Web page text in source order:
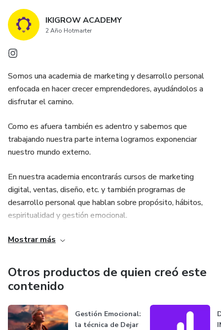
IKIGROW ACADEMY
2 Año Hotmarter
Somos una academia de marketing y desarrollo personal
enfocada en hacer crecer emprendedores, ayudándolos a
disfrutar el camino.
Como es afuera también es adentro y sabemos que
trabajando nuestra parte interna logramos exponenciar
nuestro mundo externo.
En nuestra academia encontrarás cursos de marketing
digital, ventas, diseño, etc. y también programas de
desarrollo personal que hablan sobre propósito, hábitos,
espiritualidad y gestión emocional.
Te invitamos a formar parte de una comunidad de
tiene trabajar por fuera y por dentro nuestra realidad.
Mostrar más
Otros productos de quien creó este
contenido
Gestión Emocional:
la técnica de Dejar